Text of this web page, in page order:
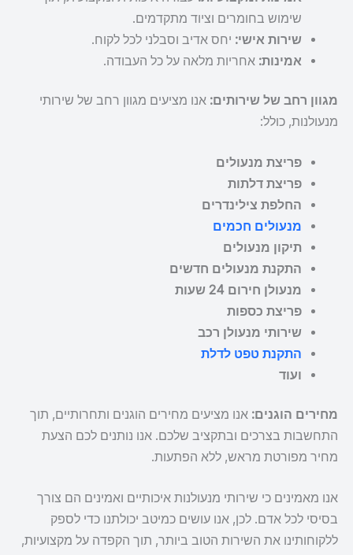
שימוש בחומרים וציוד מתקדמים.
שירות אישי: יחס אדיב וסבלני לכל לקוח.
אמינות: אחריות מלאה על כל העבודה.
מגוון רחב של שירותים: אנו מציעים מגוון רחב של שירותי
מנעולנות, כולל:
פריצת מנעולים
פריצת דלתות
החלפת צילינדרים
מנעולים חכמים
תיקון מנעולים
התקנת מנעולים חדשים
מנעולן חירום 24 שעות
פריצת כספות
שירותי מנעולן רכב
התקנת טפט לדלת
ועוד
מחירים הוגנים: אנו מציעים מחירים הוגנים ותחרותיים, תוך
התחשבות בצרכים ובתקציב שלכם. אנו נותנים לכם הצעת
מחיר מפורטת מראש, ללא הפתעות.
אנו מאמינים כי שירותי מנעולנות איכותיים ואמינים הם צורך
בסיסי לכל אדם. לכן, אנו עושים כמיטב יכולתנו כדי לספק
ללקוחותינו את השירות הטוב ביותר, תוך הקפדה על מקצועיות,